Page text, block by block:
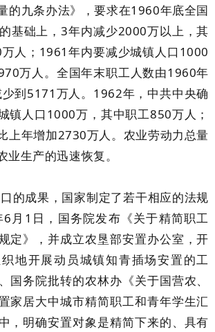
的九条办法》，要求在1960年底全国
基础上，3年内减少2000万以上，其
人；1961年内要减少城镇人口1000
万人。全国年末职工人数由1960年
到5171万人。1962年，中共中央确
镇人口1000万，其中职工850万人；
上年增加2730万人。农业劳动力总量
业生产的迅速恢复。
的成果，国家制定了若干相应的法规
月1日，国务院发布《关于精简职工
定》，并成立农垦部安置办公室，开
地开展动员城镇知青插场安置的工
国务院批转的农林办《关于国营农、
家居大中城市精简职工和青年学生汇
，明确安置对象是精简下来的、具有